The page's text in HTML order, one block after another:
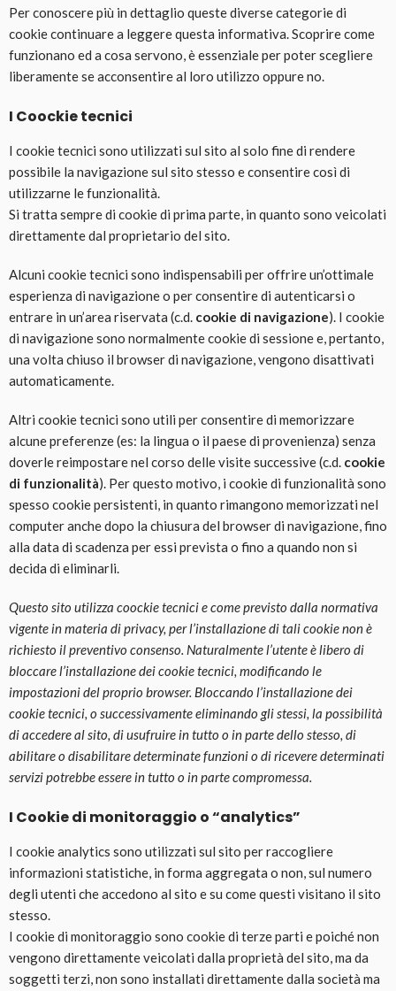
Per conoscere più in dettaglio queste diverse categorie di
cookie continuare a leggere questa informativa. Scoprire come
funzionano ed a cosa servono, è essenziale per poter scegliere
liberamente se acconsentire al loro utilizzo oppure no.
I Coockie tecnici
I cookie tecnici sono utilizzati sul sito al solo fine di rendere
possibile la navigazione sul sito stesso e consentire così di
utilizzarne le funzionalità.
Si tratta sempre di cookie di prima parte, in quanto sono veicolati
direttamente dal proprietario del sito.
Alcuni cookie tecnici sono indispensabili per offrire un’ottimale
esperienza di navigazione o per consentire di autenticarsi o
entrare in un’area riservata (c.d. cookie di navigazione). I cookie
di navigazione sono normalmente cookie di sessione e, pertanto,
una volta chiuso il browser di navigazione, vengono disattivati
automaticamente.
Altri cookie tecnici sono utili per consentire di memorizzare
alcune preferenze (es: la lingua o il paese di provenienza) senza
doverle reimpostare nel corso delle visite successive (c.d. cookie
di funzionalità). Per questo motivo, i cookie di funzionalità sono
spesso cookie persistenti, in quanto rimangono memorizzati nel
computer anche dopo la chiusura del browser di navigazione, fino
alla data di scadenza per essi prevista o fino a quando non si
decida di eliminarli.
Questo sito utilizza coockie tecnici e come previsto dalla normativa
vigente in materia di privacy, per l’installazione di tali cookie non è
richiesto il preventivo consenso. Naturalmente l’utente è libero di
bloccare l’installazione dei cookie tecnici, modificando le
impostazioni del proprio browser. Bloccando l’installazione dei
cookie tecnici, o successivamente eliminando gli stessi, la possibilità
di accedere al sito, di usufruire in tutto o in parte dello stesso, di
abilitare o disabilitare determinate funzioni o di ricevere determinati
servizi potrebbe essere in tutto o in parte compromessa.
I Cookie di monitoraggio o “analytics”
I cookie analytics sono utilizzati sul sito per raccogliere
informazioni statistiche, in forma aggregata o non, sul numero
degli utenti che accedono al sito e su come questi visitano il sito
stesso.
I cookie di monitoraggio sono cookie di terze parti e poiché non
vengono direttamente veicolati dalla proprietà del sito, ma da
soggetti terzi, non sono installati direttamente dalla società ma